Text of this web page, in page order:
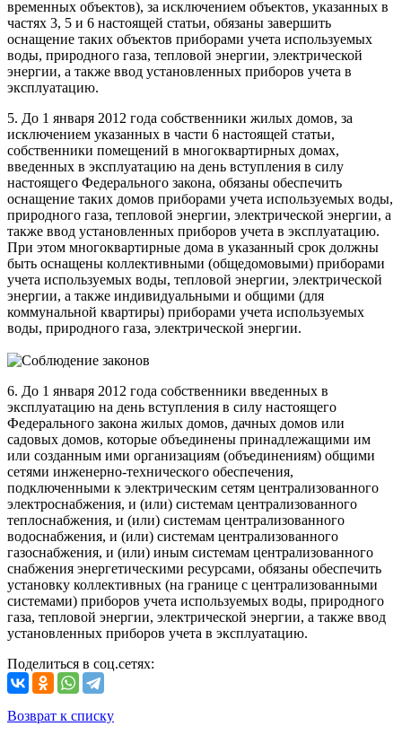
временных объектов), за исключением объектов, указанных в
частях 3, 5 и 6 настоящей статьи, обязаны завершить
оснащение таких объектов приборами учета используемых
воды, природного газа, тепловой энергии, электрической
энергии, а также ввод установленных приборов учета в
эксплуатацию.
5. До 1 января 2012 года собственники жилых домов, за
исключением указанных в части 6 настоящей статьи,
собственники помещений в многоквартирных домах,
введенных в эксплуатацию на день вступления в силу
настоящего Федерального закона, обязаны обеспечить
оснащение таких домов приборами учета используемых воды,
природного газа, тепловой энергии, электрической энергии, а
также ввод установленных приборов учета в эксплуатацию.
При этом многоквартирные дома в указанный срок должны
быть оснащены коллективными (общедомовыми) приборами
учета используемых воды, тепловой энергии, электрической
энергии, а также индивидуальными и общими (для
коммунальной квартиры) приборами учета используемых
воды, природного газа, электрической энергии.
6. До 1 января 2012 года собственники введенных в
эксплуатацию на день вступления в силу настоящего
Федерального закона жилых домов, дачных домов или
садовых домов, которые объединены принадлежащими им
или созданным ими организациям (объединениям) общими
сетями инженерно-технического обеспечения,
подключенными к электрическим сетям централизованного
электроснабжения, и (или) системам централизованного
теплоснабжения, и (или) системам централизованного
водоснабжения, и (или) системам централизованного
газоснабжения, и (или) иным системам централизованного
снабжения энергетическими ресурсами, обязаны обеспечить
установку коллективных (на границе с централизованными
системами) приборов учета используемых воды, природного
газа, тепловой энергии, электрической энергии, а также ввод
установленных приборов учета в эксплуатацию.
Поделиться в соц.сетях:
Возврат к списку